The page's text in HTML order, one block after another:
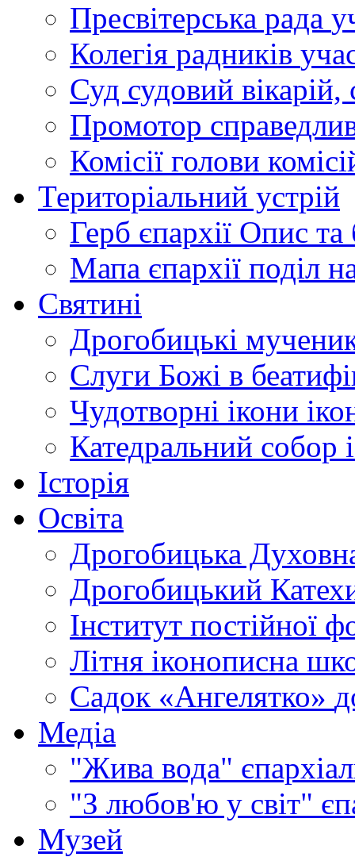
Пресвітерська рада
Колегія радників
Суд судовий вікарій,
Промотор
Комісії голови
Територіальний устрій
Герб єпархії Опис та
Мапа єпархії поділ
Святині
Дрогобицькі
Слуги Божі в
Чудотворні ікони
Катедральний собор
Історія
Освіта
Дрогобицька
Дрогобицький
Інститут постійної
Літня іконописна
Садок «Ангелятко»
Медіа
"Жива вода"
"З любов'ю у світ"
Музей